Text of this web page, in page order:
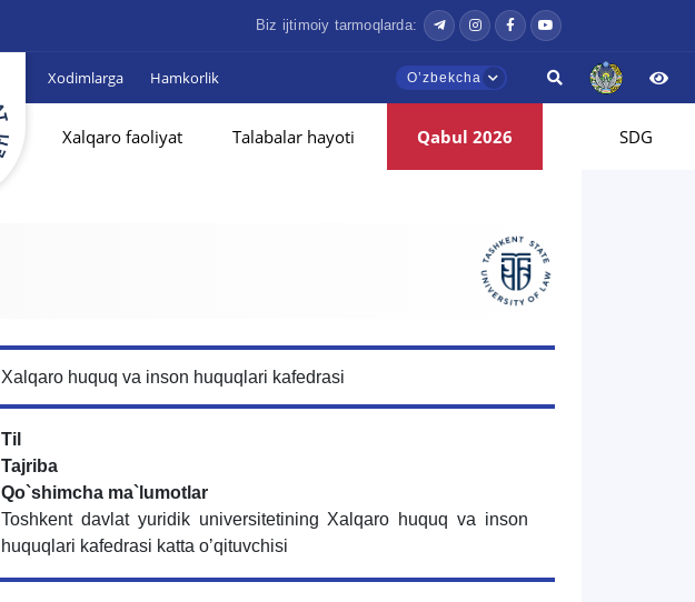
Biz ijtimoiy tarmoqlarda:
Xodimlarga Hamkorlik Oʼzbekcha
Xalqaro faoliyat Talabalar hayoti Qabul 2026 SDG
Xalqaro huquq va inson huquqlari kafedrasi
Til
Tajriba
Qo`shimcha ma`lumotlar
Toshkent davlat yuridik universitetining Xalqaro huquq va inson
huquqlari kafedrasi katta oʼqituvchisi